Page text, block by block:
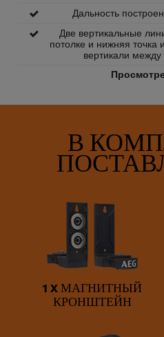
Дальность
Две вертикальные
потолке и нижняя точка
вертикали
В
1 X МАГНИТНЫЙ
КРОНШТЕЙН